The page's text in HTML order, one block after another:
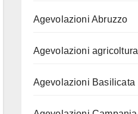
Agevolazioni Abruzzo
Agevolazioni agricoltura
Agevolazioni Basilicata